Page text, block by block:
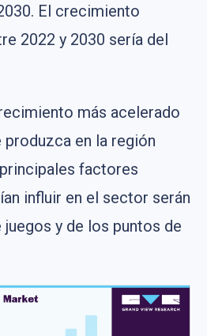
El crecimiento
2022 y 2030 sería del
más acelerado
en la región
factores
influir en el sector serán
y de los puntos de